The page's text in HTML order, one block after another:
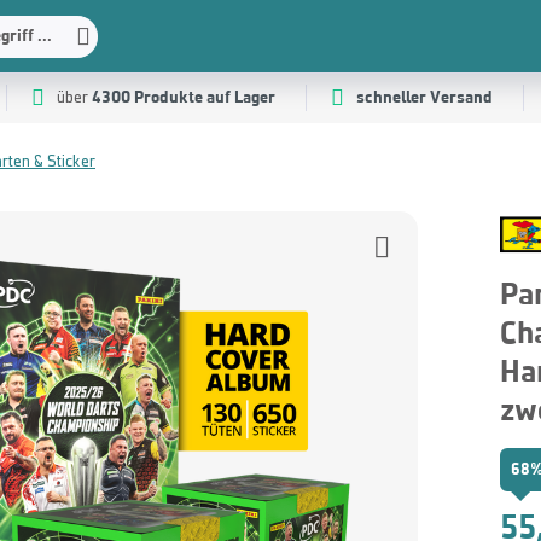
...
über 4300 Produkte auf Lager schneller Versand
& Sticker